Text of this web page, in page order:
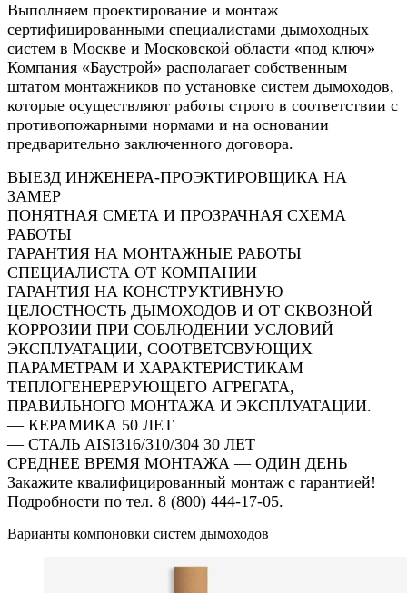
Выполняем проектирование и монтаж
сертифицированными специалистами дымоходных
систем в Москве и Московской области «под ключ»
Компания «Баустрой» располагает собственным
штатом монтажников по установке систем дымоходов,
которые осуществляют работы строго в соответствии с
противопожарными нормами и на основании
предварительно заключенного договора.
ВЫЕЗД ИНЖЕНЕРА-ПРОЭКТИРОВЩИКА НА
ЗАМЕР
ПОНЯТНАЯ СМЕТА И ПРОЗРАЧНАЯ СХЕМА
РАБОТЫ
ГАРАНТИЯ НА МОНТАЖНЫЕ РАБОТЫ
СПЕЦИАЛИСТА ОТ КОМПАНИИ
ГАРАНТИЯ НА КОНСТРУКТИВНУЮ
ЦЕЛОСТНОСТЬ ДЫМОХОДОВ И ОТ СКВОЗНОЙ
КОРРОЗИИ ПРИ СОБЛЮДЕНИИ УСЛОВИЙ
ЭКСПЛУАТАЦИИ, СООТВЕТСВУЮЩИХ
ПАРАМЕТРАМ И ХАРАКТЕРИСТИКАМ
ТЕПЛОГЕНЕРЕРУЮЩЕГО АГРЕГАТА,
ПРАВИЛЬНОГО МОНТАЖА И ЭКСПЛУАТАЦИИ.
— КЕРАМИКА 50 ЛЕТ
— СТАЛЬ AISI316/310/304 30 ЛЕТ
СРЕДНЕЕ ВРЕМЯ МОНТАЖА — ОДИН ДЕНЬ
Закажите квалифицированный монтаж с гарантией!
Подробности по тел. 8 (800) 444-17-05.
Варианты компоновки систем дымоходов